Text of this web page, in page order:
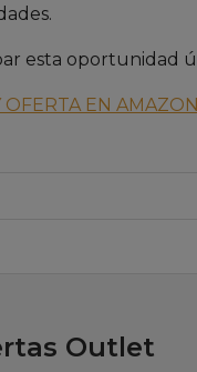
esta oportunidad
OFERTA EN AMAZON
Outlet